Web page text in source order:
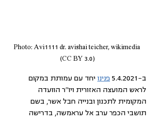
Photo: Avi1111 dr. avishai teicher, wikimedia
(CC BY 3.0)
ב-5.4.2021 פנינו יחד עם עמותת במקום
לראש המועצה האזורית ויו''ר הוועדה
המקומית לתכנון ובנייה חבל אשר, בשם
תושבי הכפר ערב אל עראמשה, בדרישה